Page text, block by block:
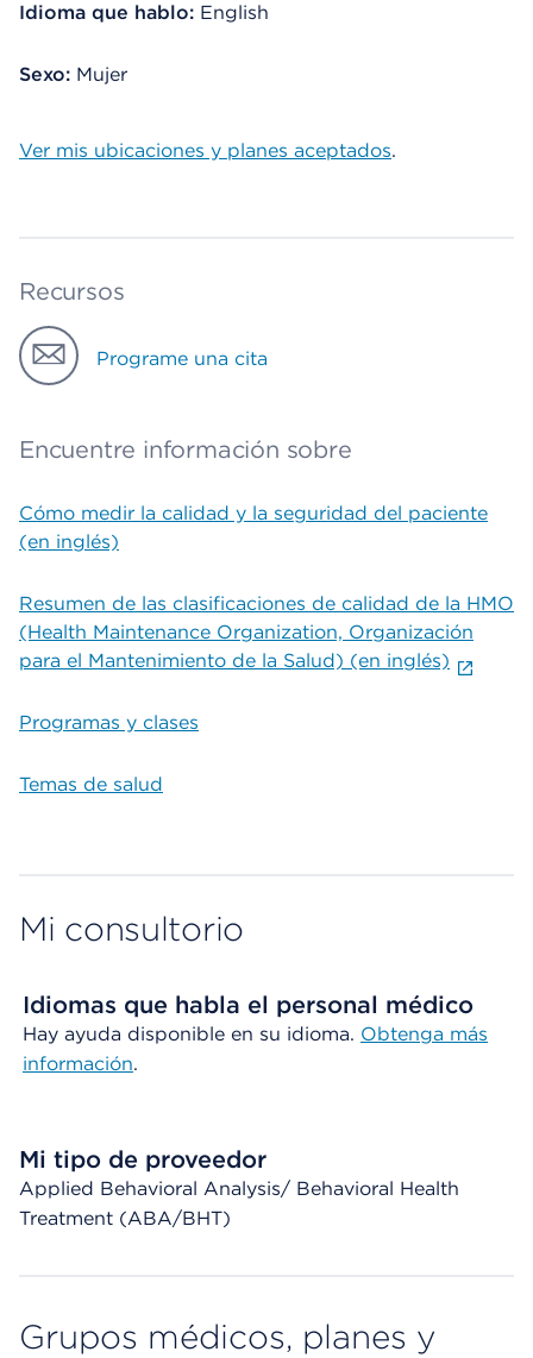
Idioma que hablo: English
Sexo: Mujer
Ver mis ubicaciones y planes aceptados.
Recursos
Programe una cita
Encuentre información sobre
Cómo medir la calidad y la seguridad del paciente
(en inglés)
Resumen de las clasificaciones de calidad de la HMO
(Health Maintenance Organization, Organización
para el Mantenimiento de la Salud) (en inglés)
Programas y clases
Temas de salud
Mi consultorio
Idiomas que habla el personal médico
Hay ayuda disponible en su idioma. Obtenga más
información.
Mi tipo de proveedor
Applied Behavioral Analysis/ Behavioral Health
Treatment (ABA/BHT)
Grupos médicos, planes y